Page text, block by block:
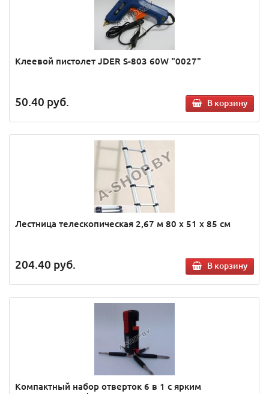
Клеевой пистолет JDER S-803 60W "0027"
50.40 руб. В корзину
Лестница телескопическая 2,67 м 80 х 51 х 85 см
204.40 руб. В корзину
Компактный набор отверток 6 в 1 с ярким